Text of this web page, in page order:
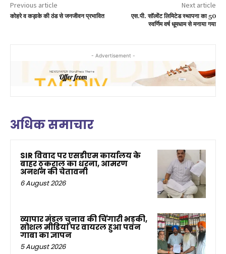
Previous article
कोहरे व कड़ाके की ठंड से जनजीवन प्रभावित
Next article
एस.पी. सॉल्वेंट लिमिटेड स्थापना का 50
स्वर्णिम वर्ष धूमधाम से मनाया गया
- Advertisement -
अधिक समाचार
SIR विवाद पर एसडीएम कार्यालय के
बाहर ठुकराल का धरना, आमरण
अनशन की चेतावनी
6 August 2026
व्यापार मंडल चुनाव की चिंगारी भड़की,
सोशल मीडिया पर वायरल हुआ पवन
गाबा का ज्ञापन
5 August 2026